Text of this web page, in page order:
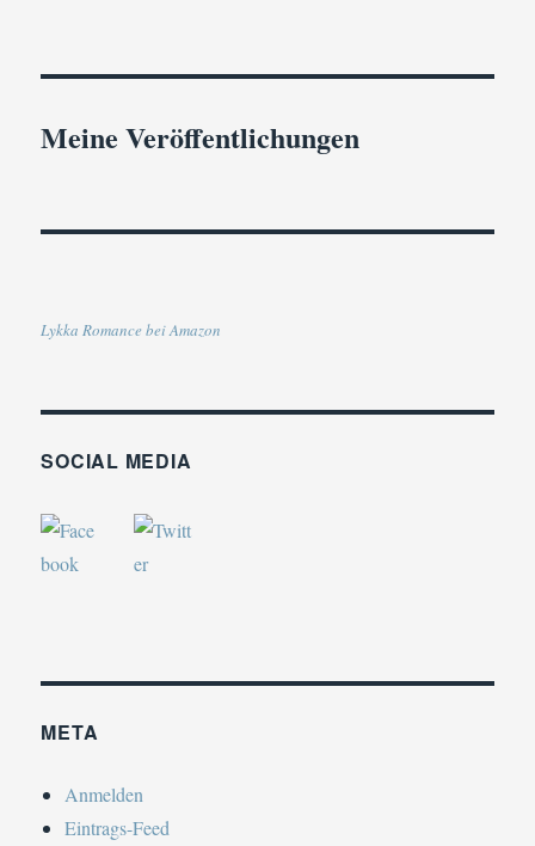
Meine Veröffentlichungen
Lykka Romance bei Amazon
SOCIAL MEDIA
META
Anmelden
Eintrags-Feed